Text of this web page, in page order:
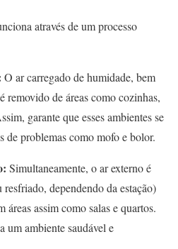
através de um processo
O ar carregado de humidade, bem
removido de áreas como cozinhas,
garante que esses ambientes se
de problemas como mofo e bolor.
Simultaneamente, o ar externo é
dependendo da estação)
áreas assim como salas e quartos.
um ambiente saudável e